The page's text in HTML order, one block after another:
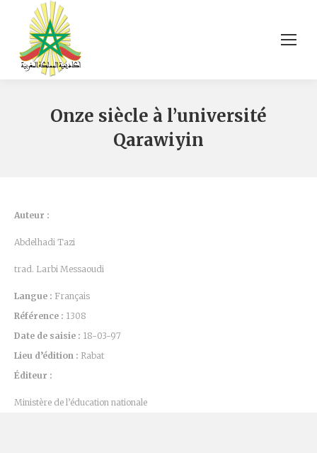
Onze siècle à l’université
Qarawiyin
Auteur :
Abdelhadi Tazi
trad. Larbi Messaoudi
Langue : Français
Référence : 1308
Date de saisie : 18-03-97
Lieu d’édition : Rabat
Éditeur :
Ministère de l’éducation nationale